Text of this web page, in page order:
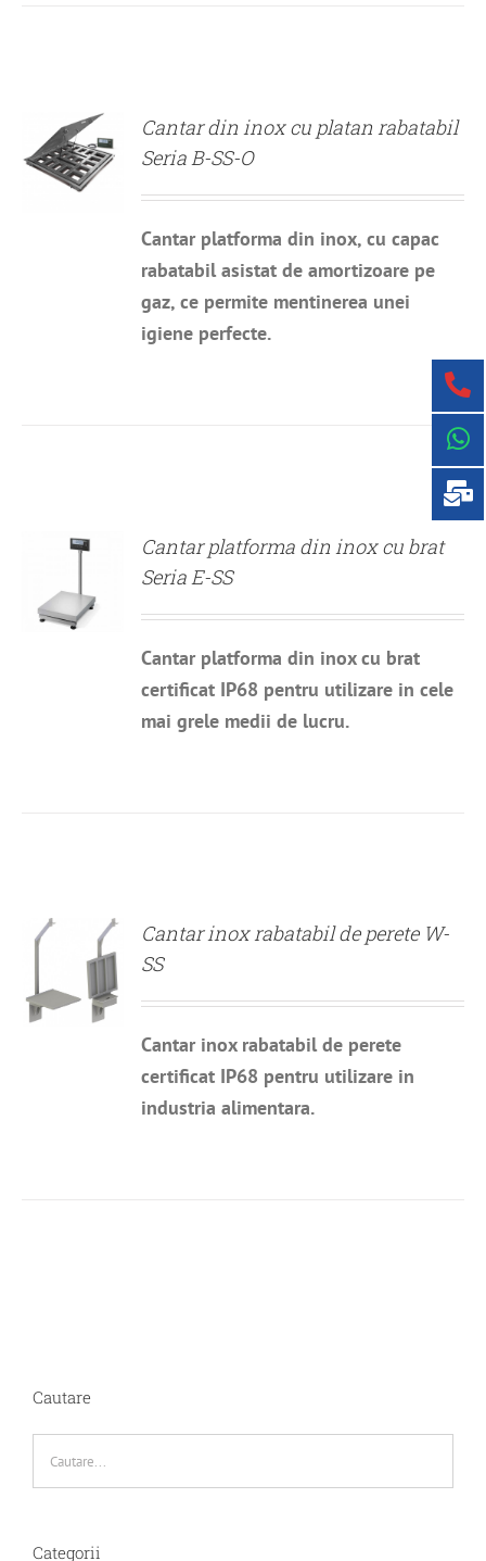
Cantar din inox cu platan rabatabil
Seria B-SS-O
Cantar platforma din inox, cu capac
rabatabil asistat de amortizoare pe
gaz, ce permite mentinerea unei
igiene perfecte.
Cantar platforma din inox cu brat
Seria E-SS
Cantar platforma din inox cu brat
certificat IP68 pentru utilizare in cele
mai grele medii de lucru.
Cantar inox rabatabil de perete W-
SS
Cantar inox rabatabil de perete
certificat IP68 pentru utilizare in
industria alimentara.
Cautare
Categorii